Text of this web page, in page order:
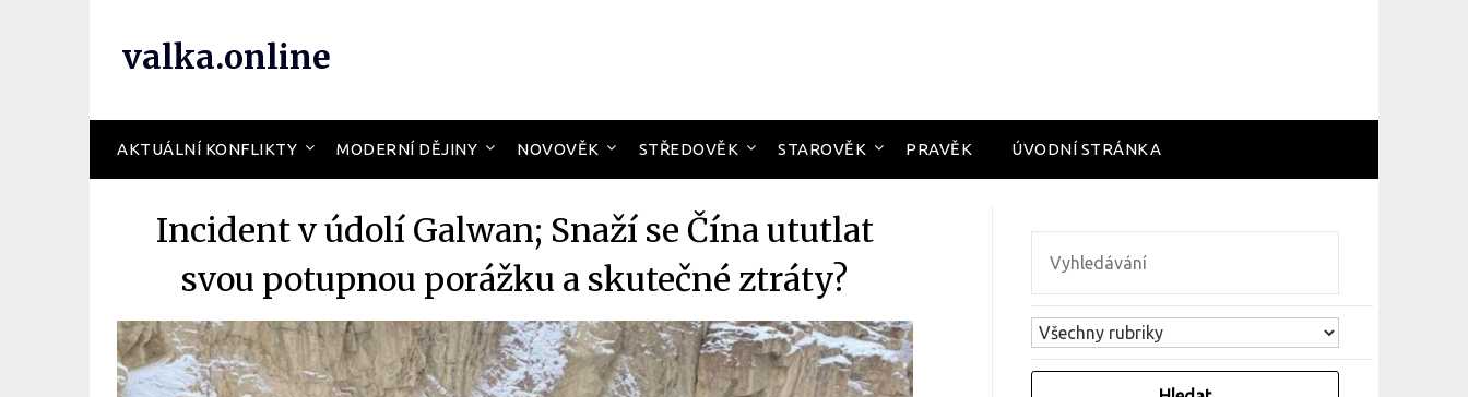
valka.online
AKTUÁLNÍ KONFLIKTY MODERNÍ DĚJINY NOVOVĚK STŘEDOVĚK STAROVĚK PRAVĚK ÚVODNÍ STRÁNKA
Incident v údolí Galwan; Snaží se Čína ututlat
svou potupnou porážku a skutečné ztráty?